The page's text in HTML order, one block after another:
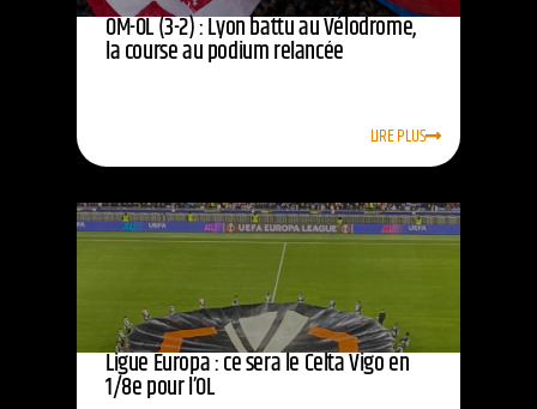
OM-OL (3-2) : Lyon battu au Vélodrome,
la course au podium relancée
LIRE PLUS
Ligue Europa : ce sera le Celta Vigo en
1/8e pour l’OL